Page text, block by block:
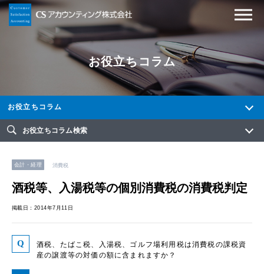
お役立ちコラム
お役立ちコラム
お役立ちコラム検索
会計・経理 消費税
酒税等、入湯税等の個別消費税の消費税判定
掲載日：2014年7月11日
酒税、たばこ税、入湯税、ゴルフ場利用税は消費税の課税資
産の譲渡等の対価の額に含まれますか？